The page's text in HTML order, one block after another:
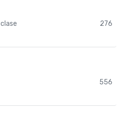
276
556